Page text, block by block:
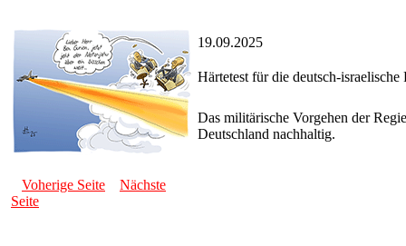
19.09.2025
Härtetest für die deutsch-israelische
Das militärische Vorgehen der
Deutschland nachhaltig.
Voherige Seite
Nächste
Seite